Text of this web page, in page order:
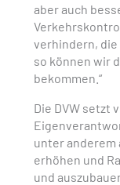
aber auch
verhindern,
so können wir
bekommen.“
Die DVW setzt
unter anderem
erhöhen und
und